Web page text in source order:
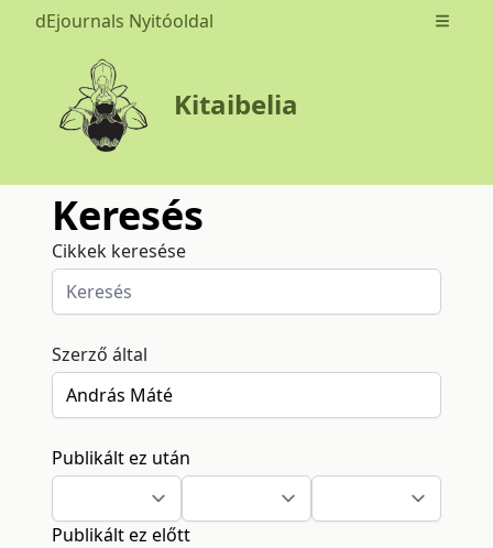
dEjournals Nyitóoldal Open
Kitaibelia
Keresés
Cikkek keresése
Szerző által
Publikált ez után
Publikált ez előtt